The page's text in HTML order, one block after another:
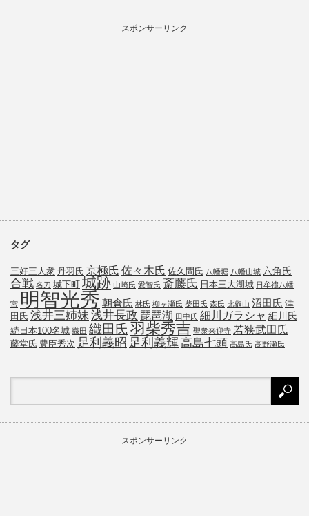
スポンサーリンク
タグ
三好三人衆 丹羽氏 京極氏 佐々木氏 佐久間氏 八幡堀 八幡山城 六角氏
合戦 名刀 城下町 城跡 山崎氏 愛智氏 斎藤氏 日本三大湖城 日牟禮八幡
宮 明智光秀 朝倉氏 林氏 柳ヶ瀬氏 柴田氏 森氏 比叡山 沼田氏 津
田氏 浅井三姉妹 浅井長政 琵琶湖 田中氏 細川ガラシャ 細川氏
続日本100名城 織田 織田氏 羽柴秀吉 聖衆来迎寺 若狭武田氏
藤堂氏 豊臣秀次 足利義昭 足利義輝 高島七頭 高島氏 高野瀬氏
スポンサーリンク